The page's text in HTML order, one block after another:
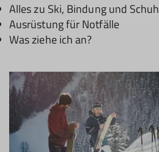
Alles zu Ski, Bindung und Schuh
Ausrüstung für Notfälle
Was ziehe ich an?